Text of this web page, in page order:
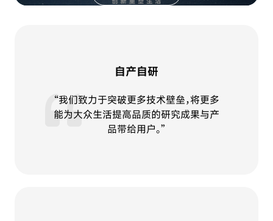
自产自研
“我们致力于突破更多技术壁垒，将更多
能为大众生活提高品质的研究成果与产
品带给用户。”